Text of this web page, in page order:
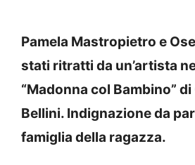
Pamela Mastropietro e
stati ritratti da un’artista
“Madonna col Bambino”
Bellini. Indignazione da
famiglia della ragazza.